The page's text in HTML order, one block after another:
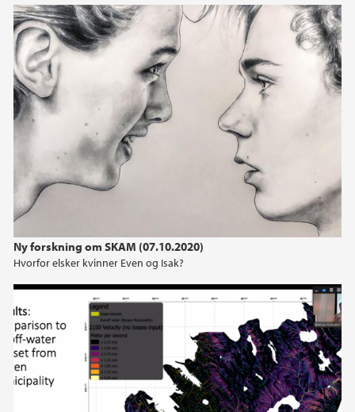
Ny forskning om SKAM (07.10.2020)
Hvorfor elsker kvinner Even og Isak?